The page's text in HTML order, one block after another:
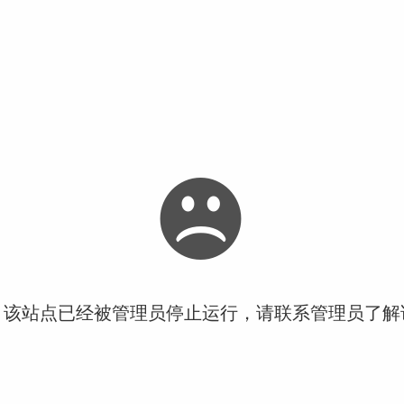
站点已经被管理员停止运行，请联系管理员了